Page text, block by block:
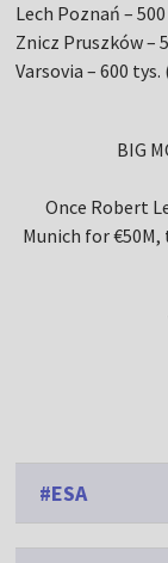
Lech Poznań –
Znicz Pruszków –
Varsovia – 600 tys.
BIG
Once Robert
Munich for
#ESA